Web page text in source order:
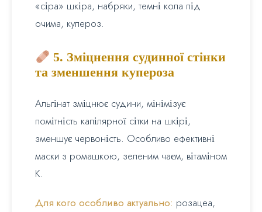
«сіра» шкіра, набряки, темні кола під
очима, купероз.
5. Зміцнення судинної стінки
та зменшення купероза
Альгінат зміцнює судини, мінімізує
помітність капілярної сітки на шкірі,
зменшує червоність. Особливо ефективні
маски з ромашкою, зеленим чаєм, вітаміном
К.
Для кого особливо актуально: розацеа,